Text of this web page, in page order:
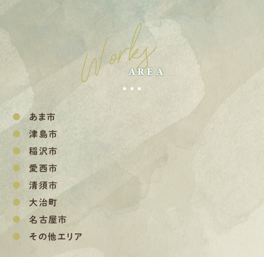
Works
AREA
あま市
津島市
稲沢市
愛西市
清須市
大治町
名古屋市
その他エリア